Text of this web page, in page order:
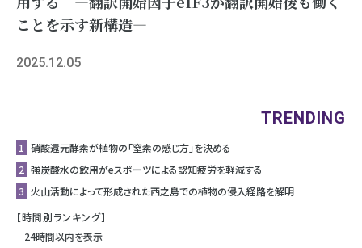
ことを示す新構造―
2025.12.05
TRENDING
1 硝酸還元酵素が植物の「窒素の感じ方」を決める
2 強炭酸水の飲用がeスポーツによる認知疲労を軽減する
3 ⽕⼭活動によって形成された⻄之島での植物の侵⼊経路を解明
【時間別ランキング】
24時間以内を表示